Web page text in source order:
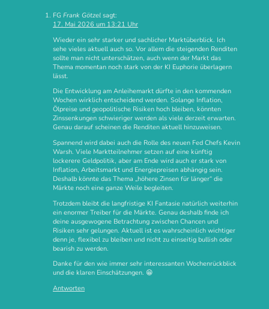
FG Frank Götzel sagt:
17. Mai 2026 um 13:21 Uhr
Wieder ein sehr starker und sachlicher Marktüberblick. Ich
sehe vieles aktuell auch so. Vor allem die steigenden Renditen
sollte man nicht unterschätzen, auch wenn der Markt das
Thema momentan noch stark von der KI Euphorie überlagern
lässt.
Die Entwicklung am Anleihemarkt dürfte in den kommenden
Wochen wirklich entscheidend werden. Solange Inflation,
Ölpreise und geopolitische Risiken hoch bleiben, könnten
Zinssenkungen schwieriger werden als viele derzeit erwarten.
Genau darauf scheinen die Renditen aktuell hinzuweisen.
Spannend wird dabei auch die Rolle des neuen Fed Chefs Kevin
Warsh. Viele Marktteilnehmer setzen auf eine künftig
lockerere Geldpolitik, aber am Ende wird auch er stark von
Inflation, Arbeitsmarkt und Energiepreisen abhängig sein.
Deshalb könnte das Thema „höhere Zinsen für länger“ die
Märkte noch eine ganze Weile begleiten.
Trotzdem bleibt die langfristige KI Fantasie natürlich weiterhin
ein enormer Treiber für die Märkte. Genau deshalb finde ich
deine ausgewogene Betrachtung zwischen Chancen und
Risiken sehr gelungen. Aktuell ist es wahrscheinlich wichtiger
denn je, flexibel zu bleiben und nicht zu einseitig bullish oder
bearish zu werden.
Danke für den wie immer sehr interessanten Wochenrückblick
und die klaren Einschätzungen. 😁
Antworten